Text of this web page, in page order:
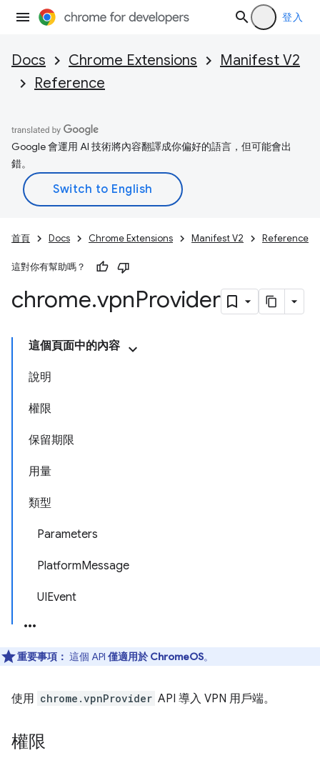
登入
Docs Chrome Extensions
Manifest V2
Reference
Google 會運用 AI 技術將內容翻譯成你偏好的語言，但可能會出
錯。
首頁 Docs Chrome Extensions Manifest V2 Reference
這對你有幫助嗎？
chrome.vpnProvider
這個頁面中的內容
說明
權限
保留期限
用量
類型
Parameters
PlatformMessage
UIEvent
重要事項： 這個 API 僅適用於 ChromeOS。
使用 chrome.vpnProvider API 導入 VPN 用戶端。
權限